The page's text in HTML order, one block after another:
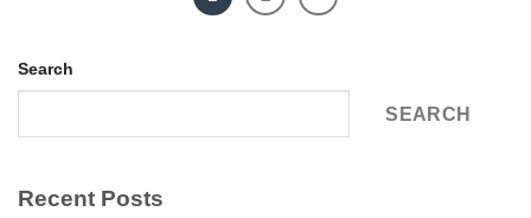
Search
SEARCH
Recent Posts